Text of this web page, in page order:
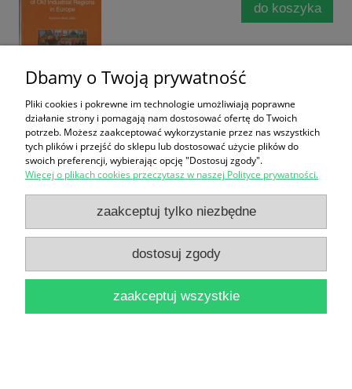
do koszyka
Encyklika Sollicitudo Rei Socialis Ojca Świętego Jana
Pawła II skierowana do biskupów, kapłanów, rodzin
zakonnych, synów i córek kościoła oraz wszystkich
ludzi dobrej woli z okazji dwudziestej rocznicy
ogłoszenia Populorum Progressio / Jan Paweł II
do koszyka
Dbamy o Twoją prywatność
Pliki cookies i pokrewne im technologie umożliwiają poprawne
działanie strony i pomagają nam dostosować ofertę do Twoich
potrzeb. Możesz zaakceptować wykorzystanie przez nas wszystkich
tych plików i przejść do sklepu lub dostosować użycie plików do
swoich preferencji, wybierając opcję "Dostosuj zgody".
Więcej o plikach cookies przeczytasz w naszej Polityce prywatności.
zaakceptuj tylko niezbędne
dostosuj zgody
zaakceptuj wszystkie